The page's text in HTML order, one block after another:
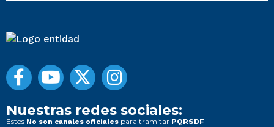
Nuestras redes sociales:
Estos No son canales oficiales para tramitar PQRSDF